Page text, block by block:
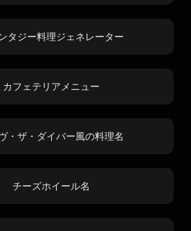
タジー料理ジェネレーター
カフェテリアメニュー
・ザ・ダイバー風の料理名
チーズホイール名